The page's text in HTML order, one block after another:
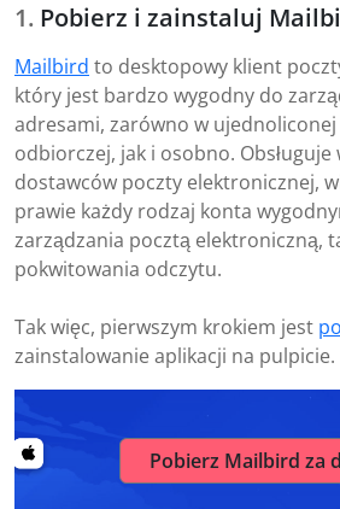
Pobierz i zainstaluj
Mailbird to desktopowy klient
który jest bardzo wygodny do
adresami, zarówno w
odbiorczej, jak i osobno. Obsługuje
dostawców poczty elektronicznej,
prawie każdy rodzaj konta
zarządzania pocztą elektroniczną,
pokwitowania odczytu.
Tak więc, pierwszym krokiem jest
zainstalowanie aplikacji na pulpicie.
Pobierz Mailbird za